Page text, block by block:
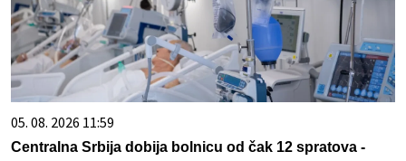
05. 08. 2026 11:59
Centralna Srbija dobija bolnicu od čak 12 spratova -